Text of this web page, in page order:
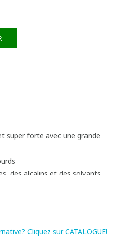
super forte avec une grande
des alcalins et des solvants
Cliquez sur CATALOGUE!